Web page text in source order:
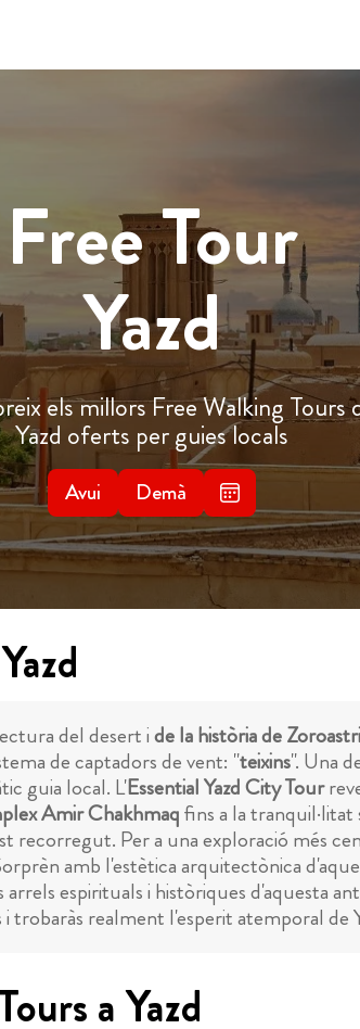
Free Tour
Yazd
els millors Free Walking Tours
Yazd oferts per guies locals
Avui Demà
del desert ide la història de
de captadors de vent: "teixins". Una
guia local. L'Essential Yazd City Tour
Amir Chakhmaqfins a la tranquil·litat
recorregut. Per a una exploració més
amb l'estètica arquitectònica
arrels espirituals i històriques d'aquesta
trobaràs realment l'esperit atemporal de
a Yazd